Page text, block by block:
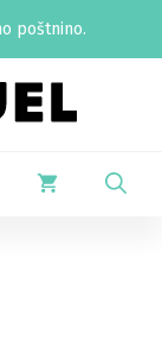
poštnino.